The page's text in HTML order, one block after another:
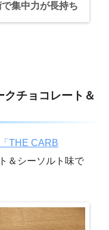
集中力が長持ち
チョコレート＆
「THE CARB
＆シーソルト味で